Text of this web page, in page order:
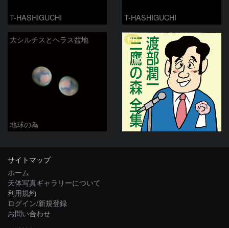
T-HASHIGUCHI T-HASHIGUCHI
大シルチスとヘラス盆地
地球の為
PR
サイトマップ
ホーム
天体写真ギャラリーについて
利用規約
ログイン/新規登録
お問い合わせ